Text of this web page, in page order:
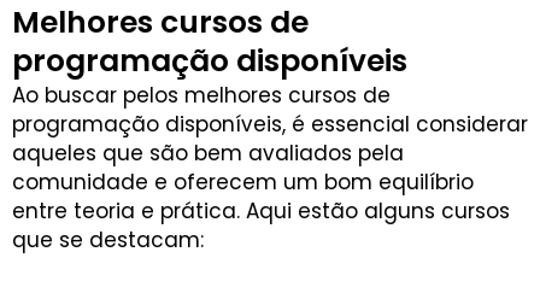
Melhores cursos de
programação disponíveis
Ao buscar pelos melhores cursos de
programação disponíveis, é essencial considerar
aqueles que são bem avaliados pela
comunidade e oferecem um bom equilíbrio
entre teoria e prática. Aqui estão alguns cursos
que se destacam: